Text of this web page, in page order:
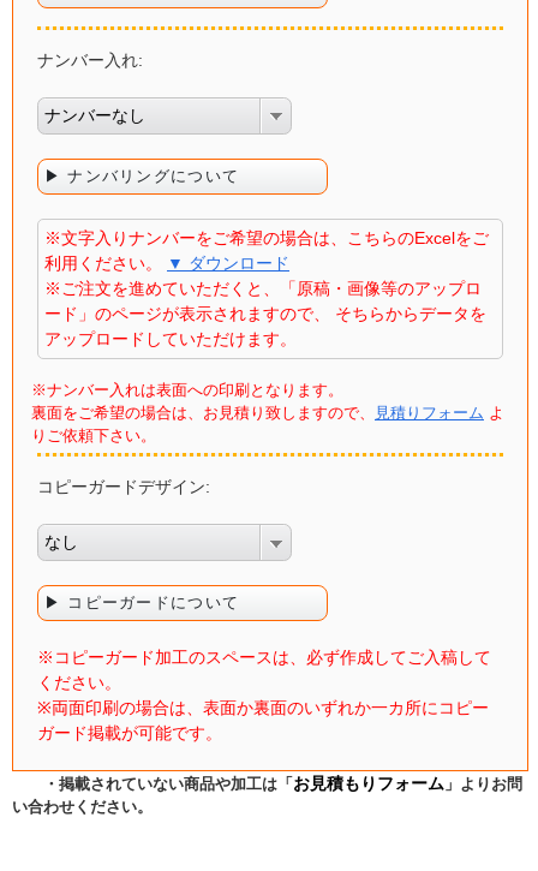
ナンバー入れ:
ナンバーなし
▶ ナンバリングについて
※文字入りナンバーをご希望の場合は、こちらのExcelをご
利用ください。
▼ ダウンロード
※ご注文を進めていただくと、「原稿・画像等のアップロ
ード」のページが表示されますので、 そちらからデータを
アップロードしていただけます。
※ナンバー入れは表面への印刷となります。
裏面をご希望の場合は、お見積り致しますので、
見積りフォーム よ
りご依頼下さい。
コピーガードデザイン:
なし
▶ コピーガードについて
※コピーガード加工のスペースは、必ず作成してご入稿して
ください。
※両面印刷の場合は、表面か裏面のいずれか一カ所にコピー
ガード掲載が可能です。
・掲載されていない商品や加工は「 お見積もりフォーム 」よりお問
い合わせください。